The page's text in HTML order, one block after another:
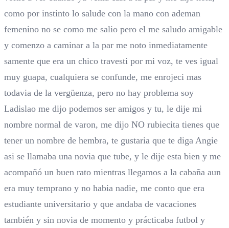
como por instinto lo salude con la mano con ademan
femenino no se como me salio pero el me saludo amigable
y comenzo a caminar a la par me noto inmediatamente
samente que era un chico travesti por mi voz, te ves igual
muy guapa, cualquiera se confunde, me enrojeci mas
todavia de la vergüenza, pero no hay problema soy
Ladislao me dijo podemos ser amigos y tu, le dije mi
nombre normal de varon, me dijo NO rubiecita tienes que
tener un nombre de hembra, te gustaria que te diga Angie
asi se llamaba una novia que tube, y le dije esta bien y me
acompañó un buen rato mientras llegamos a la cabaña aun
era muy temprano y no habia nadie, me conto que era
estudiante universitario y que andaba de vacaciones
también y sin novia de momento y prácticaba futbol y